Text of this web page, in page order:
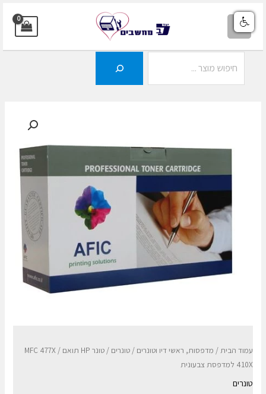
דילוג
לתוכן
MAIN
עמוד הבית/ מדפסות, ראשי דיו וטונרים /טונרים
/ טונר HP תואם MFC 477X /
410X למדפסת צבעונית
טונרים